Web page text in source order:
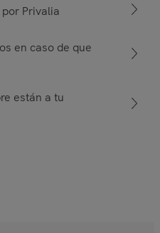
Privalia
en caso de que
están a tu